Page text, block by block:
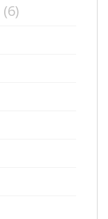
(6)